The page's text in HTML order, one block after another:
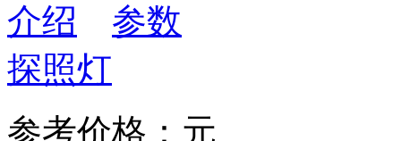
介绍
参数
探照灯
参考价格：元